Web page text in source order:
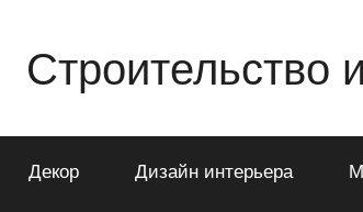
содержимому
Строительство
о
строительстве
Декор Дизайн интерьера